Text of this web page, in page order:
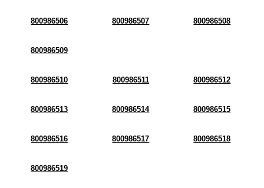
800986506 800986507 800986508
800986509
800986510 800986511 800986512
800986513 800986514 800986515
800986516 800986517 800986518
800986519